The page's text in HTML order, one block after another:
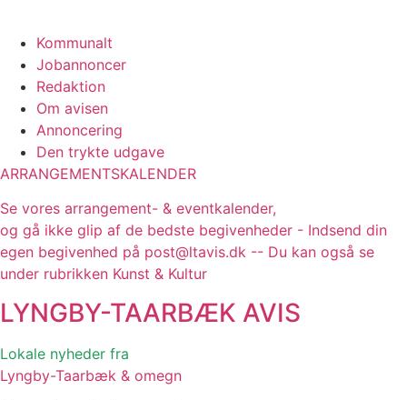
Kommunalt
Jobannoncer
Redaktion
Om avisen
Annoncering
Den trykte udgave
ARRANGEMENTSKALENDER
Se vores arrangement- & eventkalender,
og gå ikke glip af de bedste begivenheder - Indsend din
egen begivenhed på post@ltavis.dk -- Du kan også se
under rubrikken Kunst & Kultur
LYNGBY-TAARBÆK AVIS
Lokale nyheder fra
Lyngby-Taarbæk & omegn